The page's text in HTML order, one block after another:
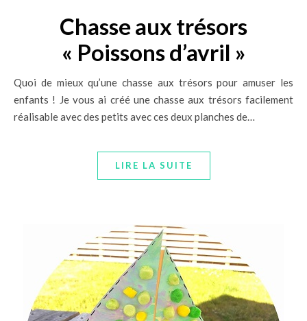
Chasse aux trésors
« Poissons d’avril »
Quoi de mieux qu’une chasse aux trésors pour amuser les
enfants ! Je vous ai créé une chasse aux trésors facilement
réalisable avec des petits avec ces deux planches de…
LIRE LA SUITE